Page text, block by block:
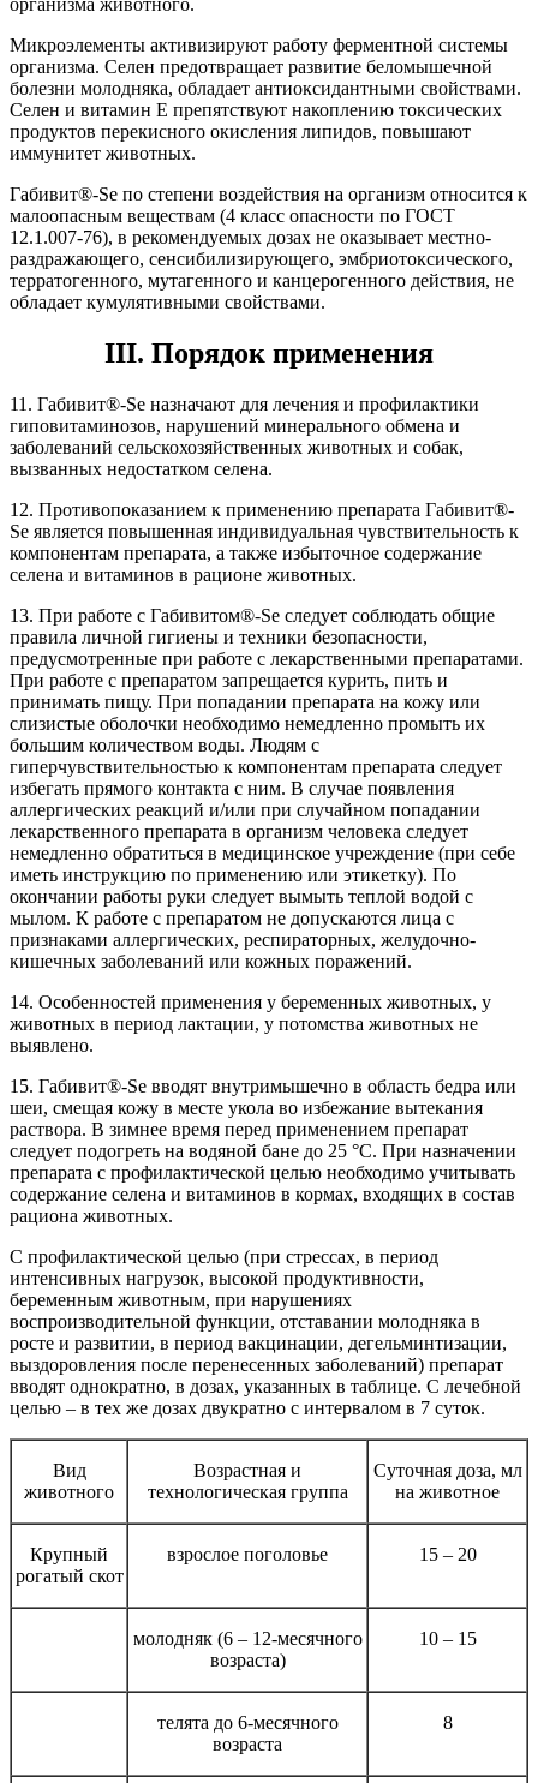
организма животного.
Микроэлементы активизируют работу ферментной системы
организма. Селен предотвращает развитие беломышечной
болезни молодняка, обладает антиоксидантными свойствами.
Селен и витамин Е препятствуют накоплению токсических
продуктов перекисного окисления липидов, повышают
иммунитет животных.
Габивит®-Se по степени воздействия на организм относится к
малоопасным веществам (4 класс опасности по ГОСТ
12.1.007-76), в рекомендуемых дозах не оказывает местно-
раздражающего, сенсибилизирующего, эмбриотоксического,
терратогенного, мутагенного и канцерогенного действия, не
обладает кумулятивными свойствами.
III. Порядок применения
11. Габивит®-Se назначают для лечения и профилактики
гиповитаминозов, нарушений минерального обмена и
заболеваний сельскохозяйственных животных и собак,
вызванных недостатком селена.
12. Противопоказанием к применению препарата Габивит®-
Se является повышенная индивидуальная чувствительность к
компонентам препарата, а также избыточное содержание
селена и витаминов в рационе животных.
13. При работе с Габивитом®-Se следует соблюдать общие
правила личной гигиены и техники безопасности,
предусмотренные при работе с лекарственными препаратами.
При работе с препаратом запрещается курить, пить и
принимать пищу. При попадании препарата на кожу или
слизистые оболочки необходимо немедленно промыть их
большим количеством воды. Людям с
гиперчувствительностью к компонентам препарата следует
избегать прямого контакта с ним. В случае появления
аллергических реакций и/или при случайном попадании
лекарственного препарата в организм человека следует
немедленно обратиться в медицинское учреждение (при себе
иметь инструкцию по применению или этикетку). По
окончании работы руки следует вымыть теплой водой с
мылом. К работе с препаратом не допускаются лица с
признаками аллергических, респираторных, желудочно-
кишечных заболеваний или кожных поражений.
14. Особенностей применения у беременных животных, у
животных в период лактации, у потомства животных не
выявлено.
15. Габивит®-Se вводят внутримышечно в область бедра или
шеи, смещая кожу в месте укола во избежание вытекания
раствора. В зимнее время перед применением препарат
следует подогреть на водяной бане до 25 °С. При назначении
препарата с профилактической целью необходимо учитывать
содержание селена и витаминов в кормах, входящих в состав
рациона животных.
С профилактической целью (при стрессах, в период
интенсивных нагрузок, высокой продуктивности,
беременным животным, при нарушениях
воспроизводительной функции, отставании молодняка в
росте и развитии, в период вакцинации, дегельминтизации,
выздоровления после перенесенных заболеваний) препарат
вводят однократно, в дозах, указанных в таблице. С лечебной
целью – в тех же дозах двукратно с интервалом в 7 суток.
Вид
животного
Возрастная и
технологическая группа
Суточная доза, мл
на животное
Крупный
рогатый скот
взрослое поголовье 15 – 20
молодняк (6 – 12-месячного
возраста)
10 – 15
телята до 6-месячного
возраста
8